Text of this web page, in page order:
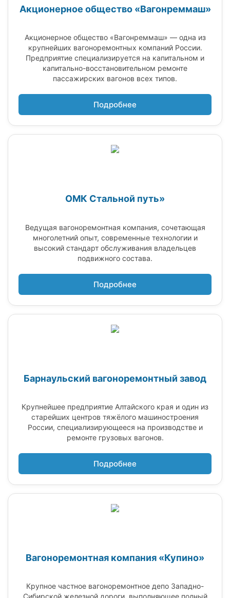
Акционерное общество «Вагонреммаш»
Акционерное общество «Вагонреммаш» — одна из
крупнейших вагоноремонтных компаний России.
Предприятие специализируется на капитальном и
капитально-восстановительном ремонте
пассажирских вагонов всех типов.
Подробнее
ОМК Стальной путь»
Ведущая вагоноремонтная компания, сочетающая
многолетний опыт, современные технологии и
высокий стандарт обслуживания владельцев
подвижного состава.
Подробнее
Барнаульский вагоноремонтный завод
Крупнейшее предприятие Алтайского края и один из
старейших центров тяжёлого машиностроения
России, специализирующееся на производстве и
ремонте грузовых вагонов.
Подробнее
Вагоноремонтная компания «Купино»
Крупное частное вагоноремонтное депо Западно-
Сибирской железной дороги, выполняющее полный